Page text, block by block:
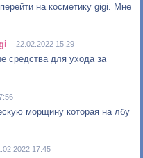
на косметику gigi. Мне
22.02.2022 15:29
средства для ухода за
морщину которая на лбу
17:45